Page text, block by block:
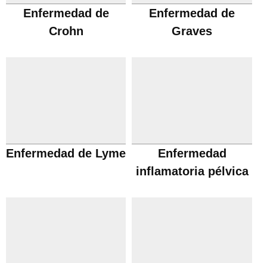
Enfermedad de
Crohn
Enfermedad de
Graves
Enfermedad de Lyme
Enfermedad
inflamatoria pélvica